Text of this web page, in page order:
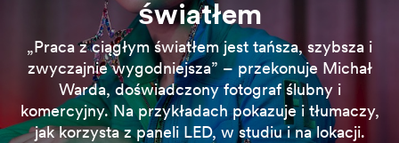
światłem
„Praca z ciągłym światłem jest tańsza, szybsza i
zwyczajnie wygodniejsza” – przekonuje Michał
Warda, doświadczony fotograf ślubny i
komercyjny. Na przykładach pokazuje i tłumaczy,
jak korzysta z paneli LED, w studiu i na lokacji.